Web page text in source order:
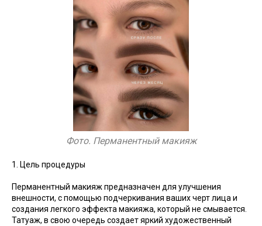
Фото. Перманентный макияж
1. Цель процедуры
Перманентный макияж предназначен для улучшения
внешности, с помощью подчеркивания ваших черт лица и
создания легкого эффекта макияжа, который не смывается.
Татуаж, в свою очередь создает яркий художественный